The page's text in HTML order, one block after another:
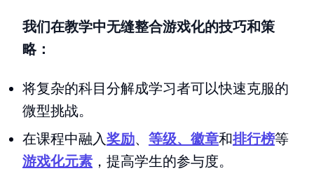
我们在教学中无缝整合游戏化的技巧和策
略：
将复杂的科目分解成学习者可以快速克服的
微型挑战。
在课程中融入奖励、 等级、徽章和排行榜等
游戏化元素 ，提高学生的参与度。